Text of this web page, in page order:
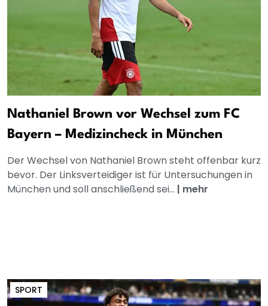
Nathaniel Brown vor Wechsel zum FC
Bayern – Medizincheck in München
Der Wechsel von Nathaniel Brown steht offenbar kurz
bevor. Der Linksverteidiger ist für Untersuchungen in
München und soll anschließend sei... | mehr
SPORT